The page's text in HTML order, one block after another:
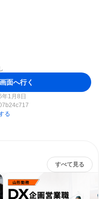
面へ行く
1月8日
る
すべて見る